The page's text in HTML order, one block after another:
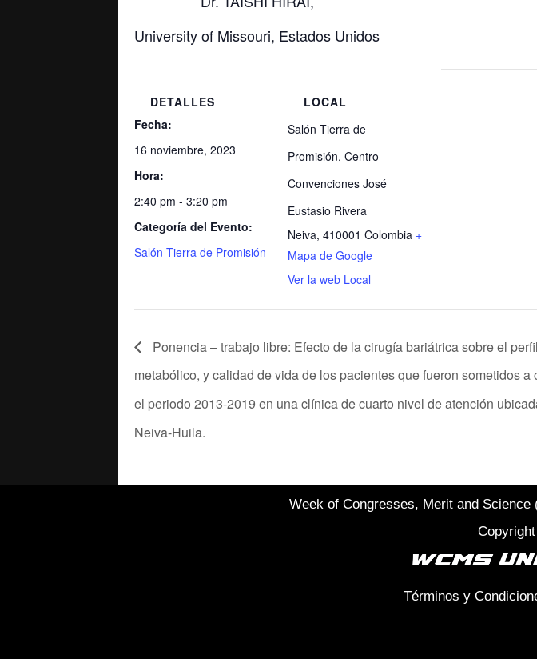
University of Missouri, Estados Unidos
DETALLES
Fecha:
16 noviembre, 2023
Hora:
2:40 pm - 3:20 pm
Categoría del Evento:
Salón Tierra de Promisión
LOCAL
Salón Tierra de
Promisión, Centro
Convenciones José
Eustasio Rivera
Neiva, 410001 Colombia +
Mapa de Google
Ver la web Local
Ponencia – trabajo libre: Efecto de la cirugía bariátrica sobre el
metabólico, y calidad de vida de los pacientes que fueron sometidos a
el periodo 2013-2019 en una clínica de cuarto nivel de atención
Neiva-Huila.
Week of Congresses, Merit and
Términos y